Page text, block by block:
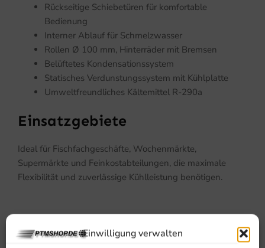
Einwilligung verwalten
Rückseitige Schiebetüren für komfortable
Bedienung
Interner Ablauf für Schmelzwasser
Rollen Ø 100 mm, Hinterräder mit Bremsen
Belüftetes Kondensationssystem
Statisches Verdunstungssystem mit Kühlplatte
Umweltfreundliches Kältemittel R-290a
Einsatzgebiete
Ideal für Fischfachgeschäfte, Wochenmärkte,
Supermärkte und Feinkostabteilungen, die maximale
Flexibilität und zuverlässige Kühlleistung benötigen.